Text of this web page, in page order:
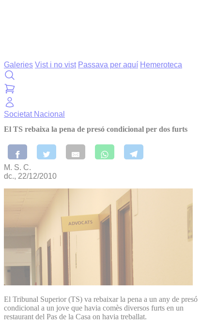
Galeries Vist i no vist Passava per aquí Hemeroteca
Societat Nacional
El TS rebaixa la pena de presó condicional per dos furts
M. S. C.
dc., 22/12/2010
El Tribunal Superior (TS) va rebaixar la pena a un any de presó
condicional a un jove que havia comès diversos furts en un
restaurant del Pas de la Casa on havia treballat.